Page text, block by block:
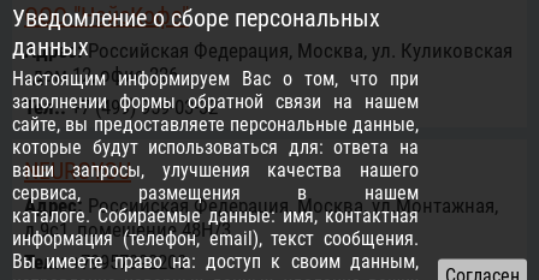
ООО "НайсКофе"
Адрес:Российcкая Федерация, Москва, ул. Куликовская
, дом 12, офис 226
Тел.:+7 (499) 959-03-32
NEUROYOU
Адрес: Российcкая Федерация, Москва, ул.Монтажная,
д.9с1, помещение 48Н/3
Тел.:+79957992200
Уведомление о сборе персональных
данных
Настоящим информируем Вас о том, что при
заполнении формы обратной связи на нашем
сайте, вы предоставляете персональные данные,
которые будут использоваться для: ответа на
ваши запросы, улучшения качества нашего
сервиса, размещения в нашем
каталоге. Собираемые данные: имя, контактная
информация (телефон, email), текст сообщения.
Вы имеете право на: доступ к своим данным,